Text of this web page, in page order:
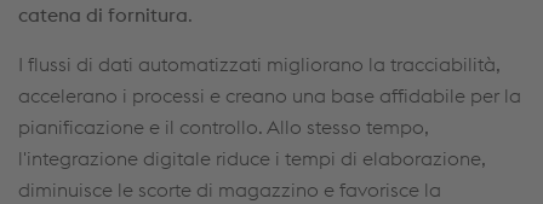
catena di fornitura.
I flussi di dati automatizzati migliorano la tracciabilità,
accelerano i processi e creano una base affidabile per la
pianificazione e il controllo. Allo stesso tempo,
l'integrazione digitale riduce i tempi di elaborazione,
diminuisce le scorte di magazzino e favorisce la